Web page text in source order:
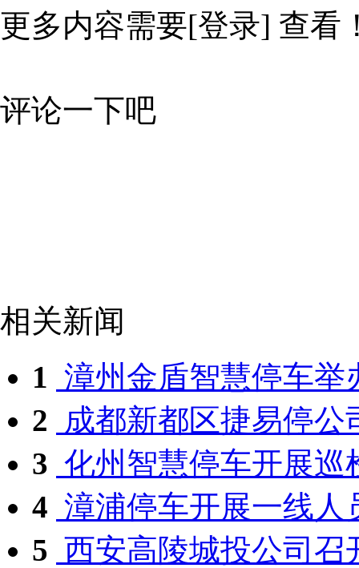
更多内容需要[登录] 查看
评论一下吧
相关新闻
1 漳州金盾智慧停车举
2 成都新都区捷易停公
3 化州智慧停车开展巡
4 漳浦停车开展一线人
5 西安高陵城投公司召